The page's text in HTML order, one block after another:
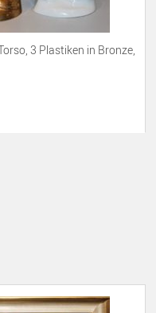
3 Plastiken in Bronze,